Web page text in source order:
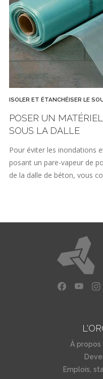
ISOLER ET ÉTANCHÉISER LE
POSER UN
SOUS LA DALLE
Pour éviter les inondations
posant un pare-vapeur de
de la dalle de béton, vous
À propos
Emplois,